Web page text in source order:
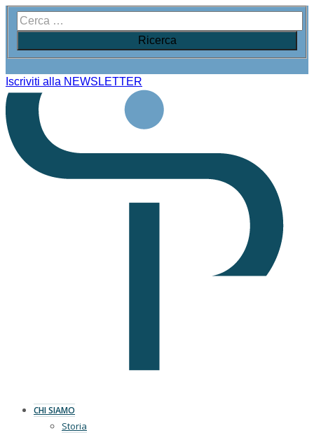
Iscriviti alla NEWSLETTER
CHI SIAMO
Storia